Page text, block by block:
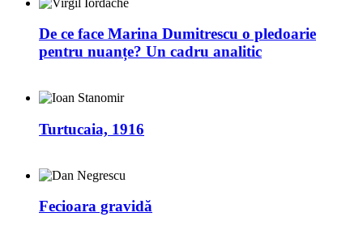
De ce face Marina Dumitrescu o pledoarie
pentru nuanțe? Un cadru analitic
Turtucaia, 1916
Fecioara gravidă